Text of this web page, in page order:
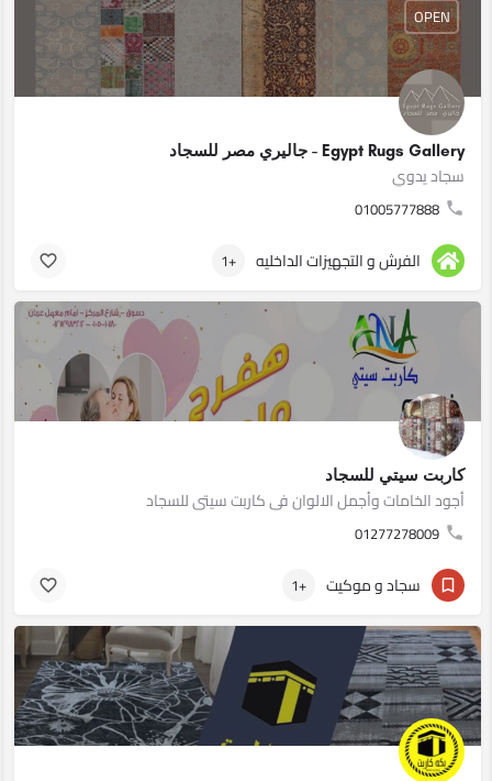
Egypt Rugs Gallery - جاليري مصر للسجاد
سجاد يدوي
01005777888
OPEN
الفرش و التجهيزات الداخليه +1
كاربت سيتي للسجاد
أجود الخامات وأجمل الالوان فى كاربت سيتى للسجاد
01277278009
سجاد و موكيت +1